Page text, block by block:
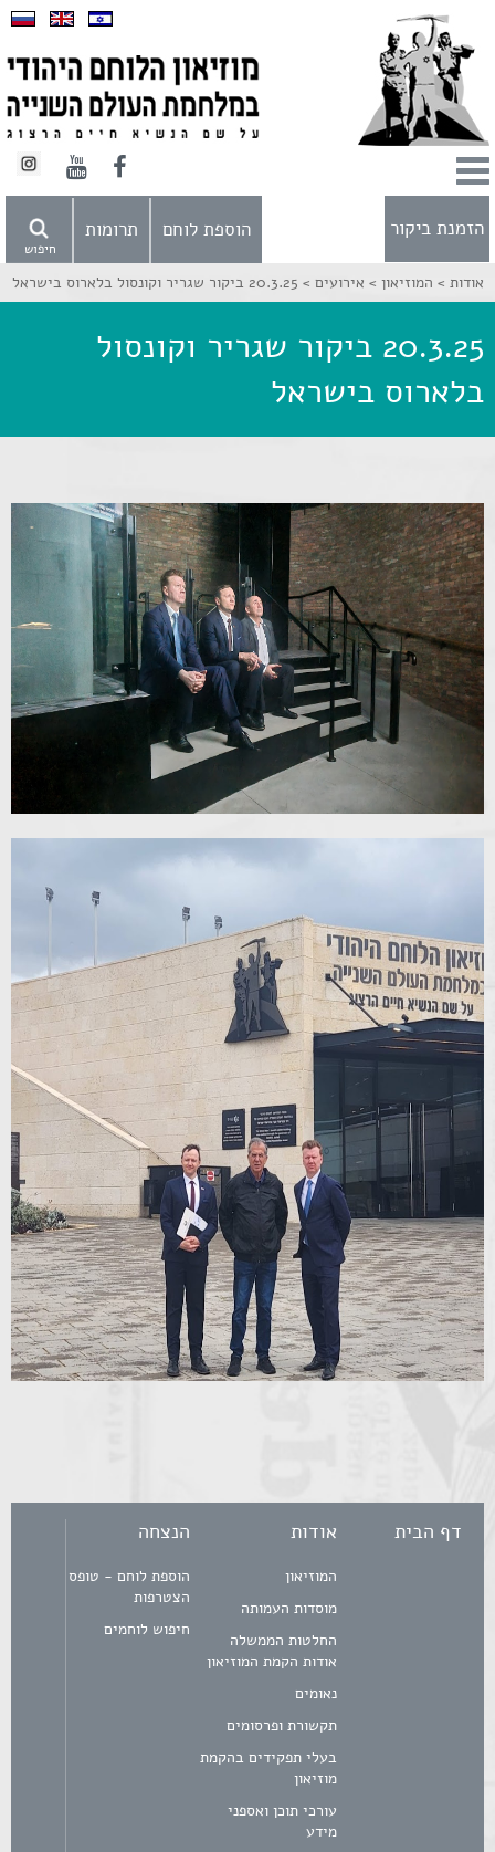
הזמנת ביקור
חיפוש
הוספת לוחם תרומות
אודות > המוזיאון > אירועים > 20.3.25 ביקור שגריר וקונסול בלארוס בישראל
20.3.25 ביקור שגריר וקונסול
בלארוס בישראל
דף הבית אודות
המוזיאון
מוסדות העמותה
החלטות הממשלה
אודות הקמת המוזיאון
נאומים
תקשורת ופרסומים
בעלי תפקידים בהקמת
מוזיאון
עורכי תוכן ואספני
מידע
הנצחה
הוספת לוחם - טופס
הצטרפות
חיפוש לוחמים